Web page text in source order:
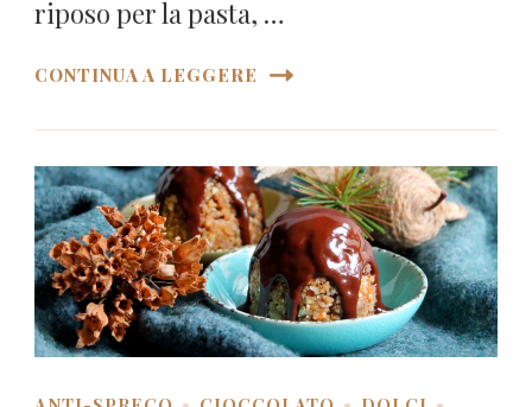
riposo per la pasta, …
CONTINUA A LEGGERE